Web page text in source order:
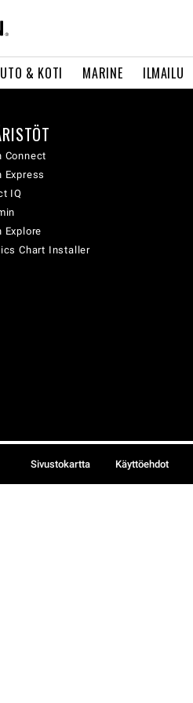
& KOTI MARINE ILMAILU
Connect
Express
IQ
Explore
Chart Installer
Sivustokartta Käyttöehdot